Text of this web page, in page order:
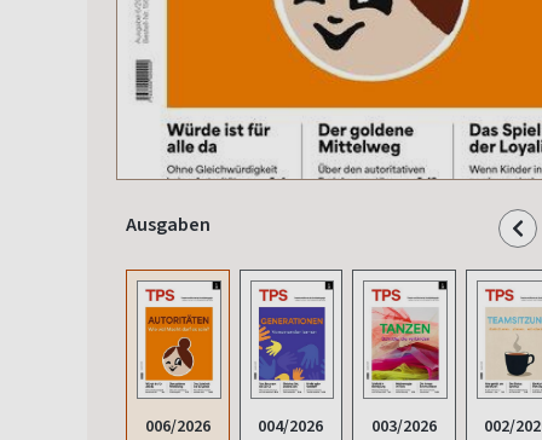
Ausgaben
006/2026 004/2026 003/2026 002/